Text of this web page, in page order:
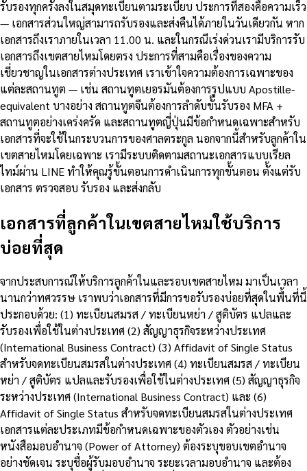
รับรองทุกครั้งลงในสมุดทะเบียนตามระเบียบ ประการที่สองคือความเร็ว
— เอกสารส่วนใหญ่สามารถรับรองและส่งคืนได้ภายในวันเดียวกัน หาก
เอกสารถึงเราภายในเวลา 11.00 น. และในกรณีเร่งด่วนเรามีบริการรับ
เอกสารถึงเขตสายไหมโดยตรง ประการที่สามคือเรื่องของความ
เชี่ยวชาญในเอกสารต่างประเทศ เราเข้าใจความต้องการเฉพาะของ
แต่ละสถานทูต — เช่น สถานทูตเยอรมันต้องการรูปแบบ Apostille-
equivalent บางอย่าง สถานทูตจีนต้องการลำดับขั้นรับรอง MFA +
สถานทูตอย่างเคร่งครัด และสถานทูตญี่ปุ่นมีข้อกำหนดเฉพาะสำหรับ
เอกสารที่จะใช้ในกระบวนการของศาลตระกูล นอกจากนี้สำหรับลูกค้าใน
เขตสายไหมโดยเฉพาะ เรามีระบบติดตามสถานะเอกสารแบบเรียล
ไทม์ผ่าน LINE ทำให้คุณรู้ขั้นตอนการดำเนินการทุกขั้นตอน ตั้งแต่รับ
เอกสาร ตรวจสอบ รับรอง และส่งกลับ
เอกสารที่ลูกค้าในเขตสายไหมใช้บริการ
บ่อยที่สุด
จากประสบการณ์ให้บริการลูกค้าในและรอบเขตสายไหม มาเป็นเวลา
นานกว่าทศวรรษ เราพบว่าเอกสารที่มีการขอรับรองบ่อยที่สุดในพื้นที่นี้
ประกอบด้วย: (1) ทะเบียนสมรส / ทะเบียนหย่า / สูติบัตร แปลและ
รับรองเพื่อใช้ในต่างประเทศ (2) สัญญาธุรกิจระหว่างประเทศ
(International Business Contract) (3) Affidavit of Single Status
สำหรับจดทะเบียนสมรสในต่างประเทศ (4) ทะเบียนสมรส / ทะเบียน
หย่า / สูติบัตร แปลและรับรองเพื่อใช้ในต่างประเทศ (5) สัญญาธุรกิจ
ระหว่างประเทศ (International Business Contract) และ (6)
Affidavit of Single Status สำหรับจดทะเบียนสมรสในต่างประเทศ
เอกสารแต่ละประเภทมีข้อกำหนดเฉพาะของตัวเอง ตัวอย่างเช่น
หนังสือมอบอำนาจ (Power of Attorney) ต้องระบุขอบเขตอำนาจ
อย่างชัดเจน ระบุชื่อผู้รับมอบอำนาจ ระยะเวลามอบอำนาจ และต้อง